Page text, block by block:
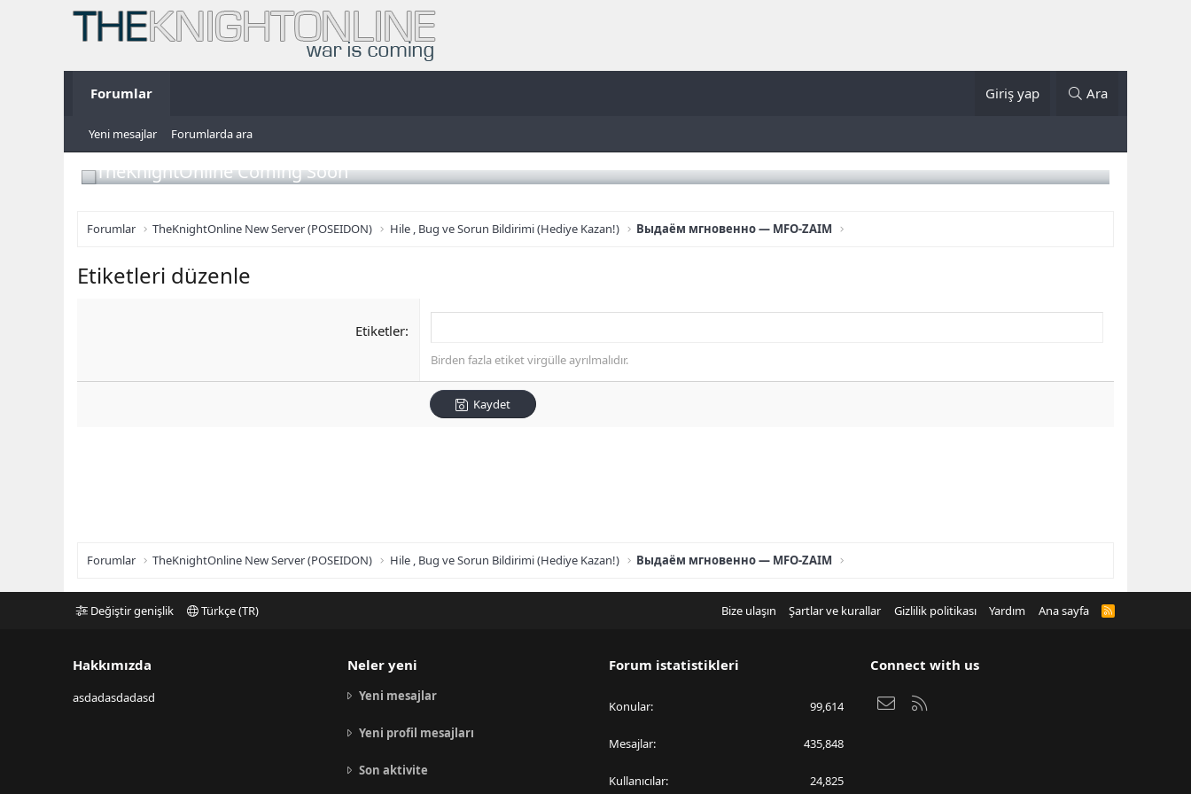
Forumlar Giriş yap Ara
Yeni mesajlar Forumlarda ara
TheKnightOnline Coming Soon
Forumlar TheKnightOnline New Server (POSEIDON) Hile , Bug ve Sorun Bildirimi (Hediye Kazan!) Выдаём мгновенно — MFO-ZAIM
Etiketleri düzenle
Etiketler
Birden fazla etiket virgülle ayrılmalıdır.
Kaydet
Forumlar TheKnightOnline New Server (POSEIDON) Hile , Bug ve Sorun Bildirimi (Hediye Kazan!) Выдаём мгновенно — MFO-ZAIM
Değiştir genişlik Türkçe (TR) Bize ulaşın Şartlar ve kurallar Gizlilik politikası Yardım Ana sayfa
R
Hakkımızda
asdadasdadasd
Neler yeni
Yeni mesajlar
Yeni profil mesajları
Son aktivite
Forum istatistikleri
Konular 99,614
Mesajlar 435,848
Kullanıcılar 24,825
Connect with us
Bize ulaşın